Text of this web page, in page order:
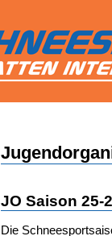
JO Saison 25-
Die